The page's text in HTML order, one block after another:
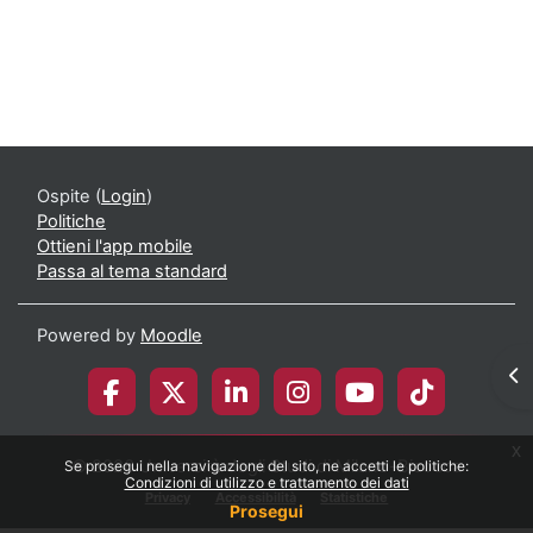
Se prosegui nella navigazione del sito, ne accetti le politiche:
Condizioni di utilizzo e trattamento dei dati
Prosegui
x
Ospite (Login)
Politiche
Ottieni l'app mobile
Passa al tema standard
Powered by Moodle
© 2026 Università degli Studi di Milano-Bicocca